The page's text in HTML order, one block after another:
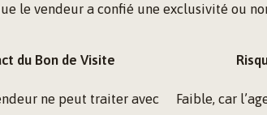
le vendeur a confié une exclusivité ou
du Bon de Visite
ne peut traiter avec
Faible, car